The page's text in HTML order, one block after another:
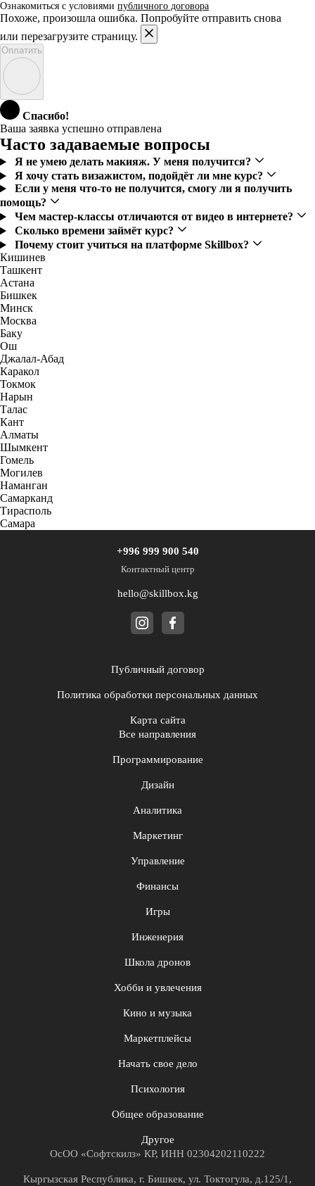
Ознакомиться с условиями публичного договора
Похоже, произошла ошибка. Попробуйте отправить снова
или перезагрузите страницу.
Оплатить
Спасибо!
Ваша заявка успешно отправлена
Часто задаваемые вопросы
Я не умею делать макияж. У меня получится?
Я хочу стать визажистом, подойдёт ли мне курс?
Если у меня что-то не получится, смогу ли я получить
помощь?
Чем мастер-классы отличаются от видео в интернете?
Сколько времени займёт курс?
Почему стоит учиться на платформе Skillbox?
Кишинев
Ташкент
Астана
Бишкек
Минск
Москва
Баку
Ош
Джалал-Абад
Каракол
Токмок
Нарын
Талас
Кант
Алматы
Шымкент
Гомель
Могилев
Наманган
Самарканд
Тирасполь
Самара
+996 999 900 540
Контактный центр
hello@skillbox.kg
Публичный договор
Политика обработки персональных данных
Карта сайта
Все направления
Программирование
Дизайн
Аналитика
Маркетинг
Управление
Финансы
Игры
Инженерия
Школа дронов
Хобби и увлечения
Кино и музыка
Маркетплейсы
Начать свое дело
Психология
Общее образование
Другое
ОсОО «Софтскилз» КР, ИНН 02304202110222
Кыргызская Республика, г. Бишкек, ул. Токтогула, д.125/1,